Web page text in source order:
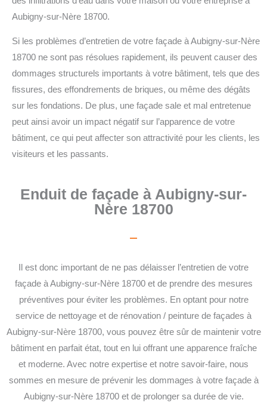
Aubigny-sur-Nère 18700.
Si les problèmes d’entretien de votre façade à Aubigny-sur-Nère
18700 ne sont pas résolues rapidement, ils peuvent causer des
dommages structurels importants à votre bâtiment, tels que des
fissures, des effondrements de briques, ou même des dégâts
sur les fondations. De plus, une façade sale et mal entretenue
peut ainsi avoir un impact négatif sur l’apparence de votre
bâtiment, ce qui peut affecter son attractivité pour les clients, les
visiteurs et les passants.
Enduit de façade à Aubigny-sur-
Nère 18700
Il est donc important de ne pas délaisser l’entretien de votre
façade à Aubigny-sur-Nère 18700 et de prendre des mesures
préventives pour éviter les problèmes. En optant pour notre
service de nettoyage et de rénovation / peinture de façades à
Aubigny-sur-Nère 18700, vous pouvez être sûr de maintenir votre
bâtiment en parfait état, tout en lui offrant une apparence fraîche
et moderne. Avec notre expertise et notre savoir-faire, nous
sommes en mesure de prévenir les dommages à votre façade à
Aubigny-sur-Nère 18700 et de prolonger sa durée de vie.